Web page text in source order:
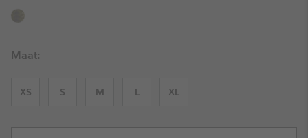
Maat:
XS S M L XL